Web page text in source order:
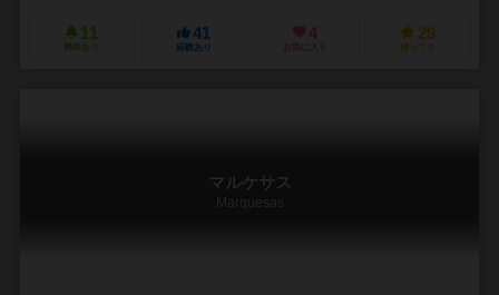
11
興味あり
41
経験あり
4
お気に入り
29
持ってる
マルケサス
Marquesas